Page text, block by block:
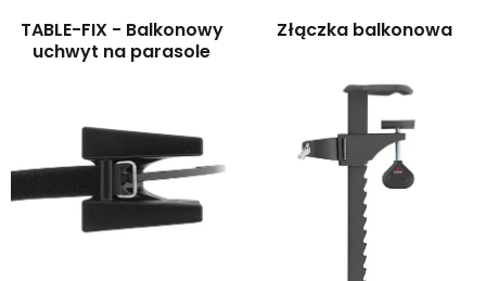
Produkty gastronomiczne
a
u
k
TABLE-FIX - Balkonowy
uchwyt na parasole
Złączka balkonowa